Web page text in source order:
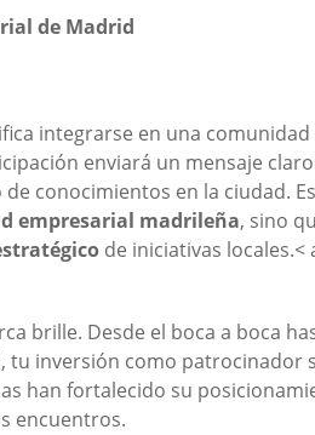
de Madrid
integrarse en una comunidad
enviará un mensaje
conocimientos en la ciudad.
empresarial madrileña, sino
de iniciativas locales.<
brille. Desde el boca a boca
inversión como patrocinador
han fortalecido su
encuentros.